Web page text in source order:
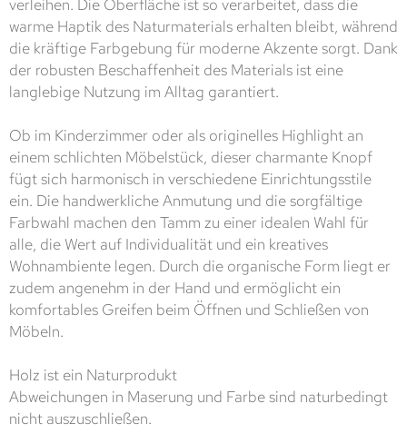
verleihen. Die Oberfläche ist so verarbeitet, dass die
warme Haptik des Naturmaterials erhalten bleibt, während
die kräftige Farbgebung für moderne Akzente sorgt. Dank
der robusten Beschaffenheit des Materials ist eine
langlebige Nutzung im Alltag garantiert.
Ob im Kinderzimmer oder als originelles Highlight an
einem schlichten Möbelstück, dieser charmante Knopf
fügt sich harmonisch in verschiedene Einrichtungsstile
ein. Die handwerkliche Anmutung und die sorgfältige
Farbwahl machen den Tamm zu einer idealen Wahl für
alle, die Wert auf Individualität und ein kreatives
Wohnambiente legen. Durch die organische Form liegt er
zudem angenehm in der Hand und ermöglicht ein
komfortables Greifen beim Öffnen und Schließen von
Möbeln.
Holz ist ein Naturprodukt
Abweichungen in Maserung und Farbe sind naturbedingt
nicht auszuschließen.